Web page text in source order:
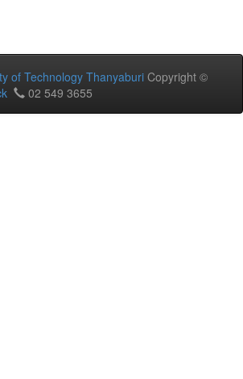
of Technology Thanyaburi Copyright ©
02 549 3655